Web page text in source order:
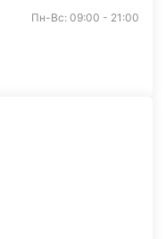
Пн-Вс: 09:00 - 21:00